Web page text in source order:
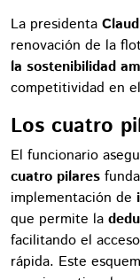
La presidenta
renovación de la
la sostenibilidad
competitividad en
Los cuatro
El funcionario
cuatro pilares
implementación de
que permite la
facilitando el
rápida. Este